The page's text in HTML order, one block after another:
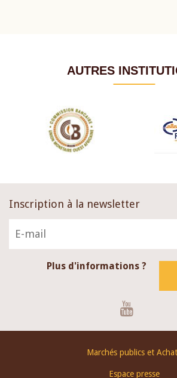
AUTRES
Inscription à la newsletter
Plus d'informations ?
Marchés publics et
Espace presse